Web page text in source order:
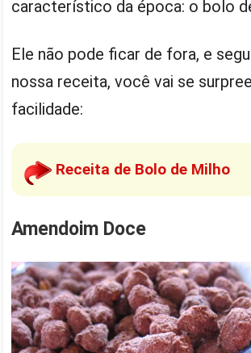
característico da época: o bolo
Ele não pode ficar de fora, e
nossa receita, você vai se
facilidade:
Receita de Bolo de Milho
Amendoim Doce